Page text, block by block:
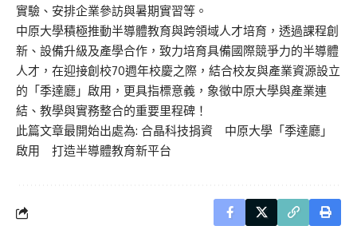
實驗、安排企業參訪與暑期實習等。
中原大學積極推動半導體教育與跨領域人才培育，透過課程創
新、設備升級及產學合作，致力培育具備國際競爭力的半導體
人才，在迎接創校70週年校慶之際，結合校友與產業資源設立
的「季達廳」啟用，更具指標意義，象徵中原大學與產業連
結、教學與實務整合的重要里程碑！
此篇文章最開始出處為: 合晶科技捐資 中原大學「季達廳」
啟用 打造半導體教育新平台